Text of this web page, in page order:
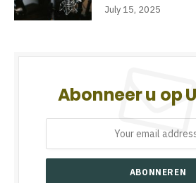
July 15, 2025
Abonneer u op